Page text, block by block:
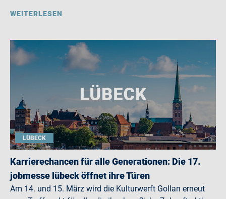
WEITERLESEN
LÜBECK
Karrierechancen für alle Generationen: Die 17.
jobmesse lübeck öffnet ihre Türen
Am 14. und 15. März wird die Kulturwerft Gollan erneut